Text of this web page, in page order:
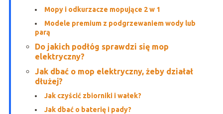
Mopy i odkurzacze mopujące 2 w 1
Modele premium z podgrzewaniem wody lub
parą
Do jakich podłóg sprawdzi się mop
elektryczny?
Jak dbać o mop elektryczny, żeby działał
dłużej?
Jak czyścić zbiorniki i wałek?
Jak dbać o baterię i pady?